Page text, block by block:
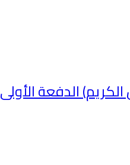
الدفعة الأولى2023